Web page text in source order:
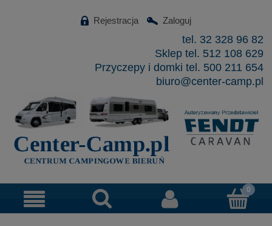
Rejestracja Zaloguj
tel. 32 328 96 82
Sklep tel. 512 108 629
Przyczepy i domki tel. 500 211 654
biuro@center-camp.pl